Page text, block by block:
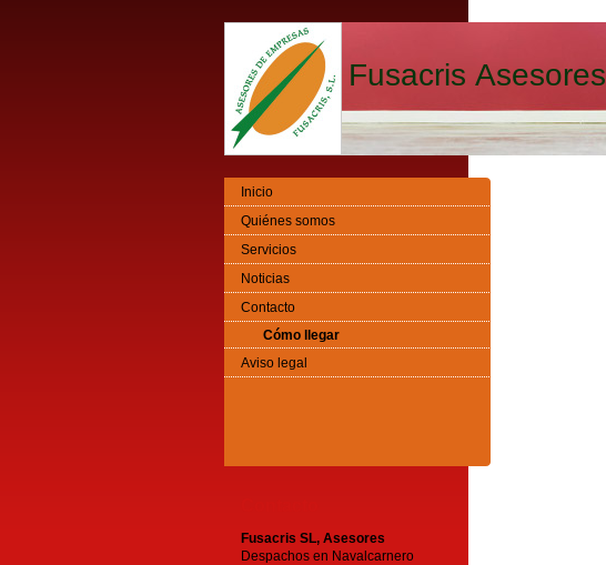
Fusacris Asesores
Inicio
Quiénes somos
Servicios
Noticias
Contacto
Cómo llegar
Aviso legal
Fusacris SL, Asesores
Despachos en Navalcarnero